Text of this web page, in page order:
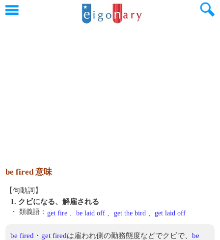
be fired 意味
【句動詞】
1. クビになる、解雇される
・ 類義語： get fire 、 be laid off 、 get the bird 、 get laid off
be fired ・ get firedは雇われ側の勤務態度などでクビで、 be